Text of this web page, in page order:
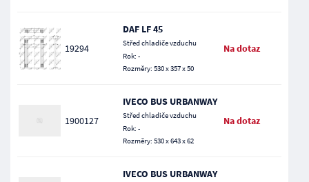
19294
DAF LF 45
Střed chladiče vzduchu
Rok: -
Rozměry: 530 x 357 x 50
Na dotaz
1900127
IVECO BUS URBANWAY
Střed chladiče vzduchu
Rok: -
Rozměry: 530 x 643 x 62
Na dotaz
IVECO BUS URBANWAY